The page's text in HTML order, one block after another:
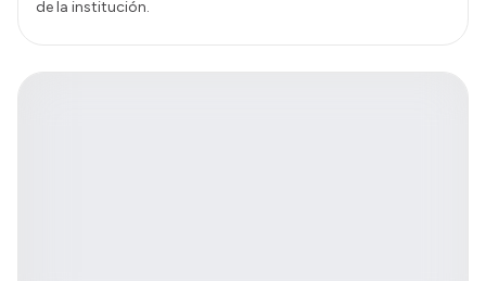
de la institución.